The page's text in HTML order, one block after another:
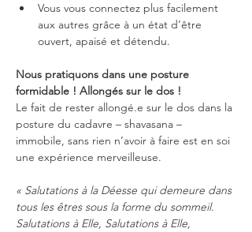
Vous vous connectez plus facilement
aux autres grâce à un état d’être
ouvert, apaisé et détendu.
Nous pratiquons dans une posture
formidable ! Allongés sur le dos !
Le fait de rester allongé.e sur le dos dans la
posture du cadavre – shavasana –
immobile, sans rien n’avoir à faire est en soi
une expérience merveilleuse.
« Salutations à la Déesse qui demeure dans
tous les êtres sous la forme du sommeil.
Salutations à Elle, Salutations à Elle,